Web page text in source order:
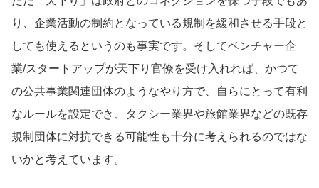
り、企業活動の制約となっている規制を緩和させる手段と
しても使えるというのも事実です。そしてベンチャー企
業/スタートアップが天下り官僚を受け入れれば、かつて
の公共事業関連団体のようなやり方で、自らにとって有利
なルールを設定でき、タクシー業界や旅館業界などの既存
規制団体に対抗できる可能性も十分に考えられるのではな
いかと考えています。